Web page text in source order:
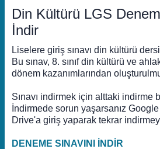
Din Kültürü LGS
İndir
Liselere giriş sınavı din kültürü
Bu sınav, 8. sınıf din kültürü ve
dönem kazanımlarından
Sınavı indirmek için alttaki indirme
İndirmede sorun yaşarsanız
Drive'a giriş yaparak tekrar
DENEME SINAVINI İNDİR